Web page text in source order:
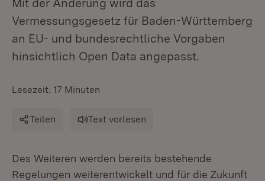
Mit der Änderung wird das
Vermessungsgesetz für Baden-Württemberg
an EU- und bundesrechtliche Vorgaben
hinsichtlich Open Data angepasst.
Lesezeit: 17 Minuten
Teilen Text vorlesen
Des Weiteren werden bereits bestehende
Regelungen weiterentwickelt und für die Zukunft